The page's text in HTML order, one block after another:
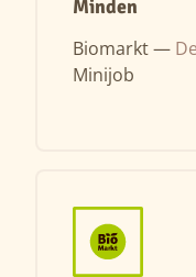
Minden
Biomarkt —
Minijob